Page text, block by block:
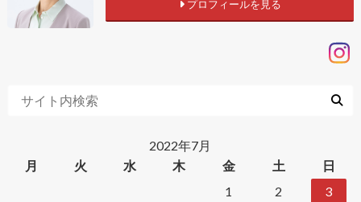
プロフィールを見る
2022年7月
月
火 水 木 金 土
日
1
2
3